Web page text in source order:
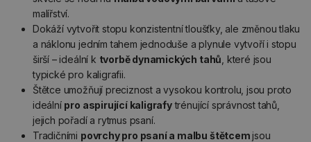
malířství.
Dokáží vytvořit stopu konzistentní tloušťky, ale změnou tlaku
a náklonu jedním tahem jednoduše a plynule vytvoří i stopu
širší – ideální k tvorbě dynamických tahů , které jsou
typické pro kaligrafii.
Štětce umožňují preciznost a vysokou kontrolu, jsou proto
ideální pro aspirující kaligrafytrénující správnost tahů,
jejich pořadí a rytmus psaní.
Tradičními povrchy pro psaní a malbu štětcemjsou